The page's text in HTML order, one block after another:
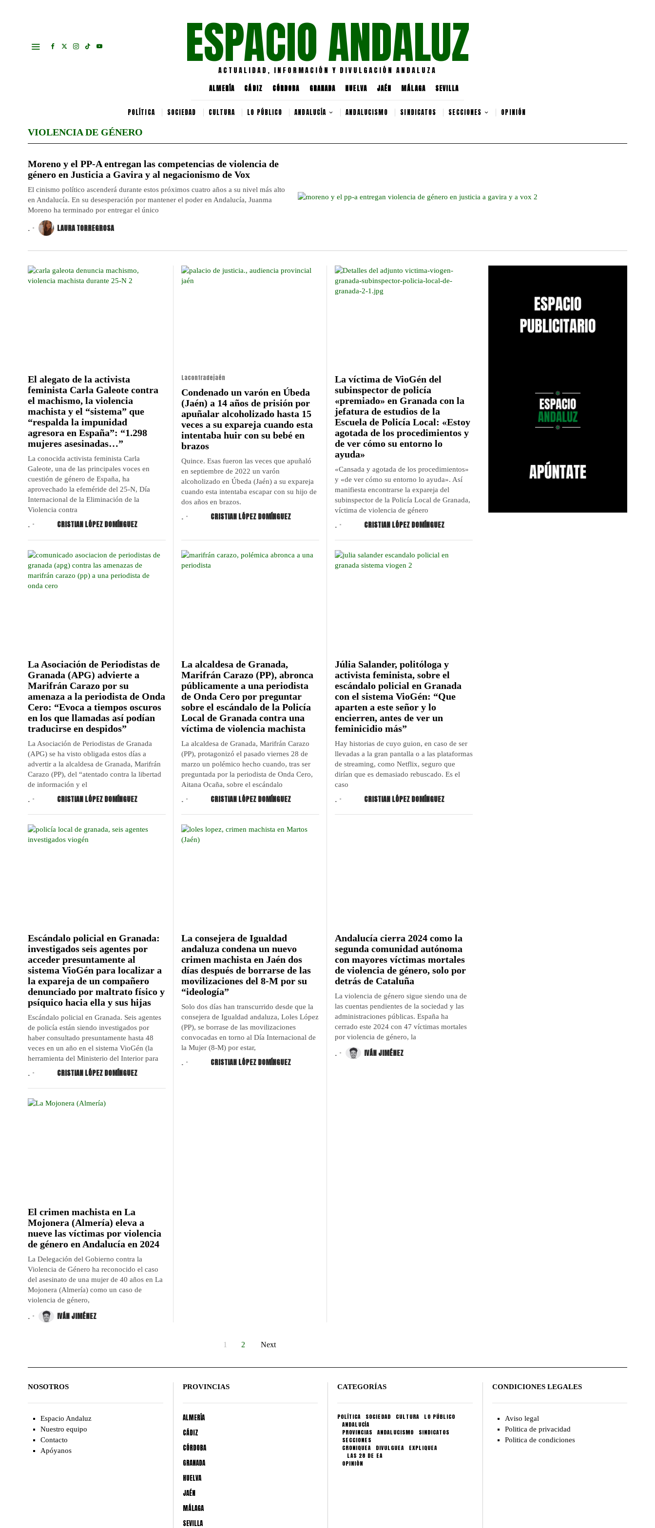
ESPACIO ANDALUZ
ACTUALIDAD, INFORMACIÓN Y DIVULGACIÓN ANDALUZA
ALMERÍA CÁDIZ CÓRDOBA GRANADA HUELVA JAÉN MÁLAGA SEVILLA
POLÍTICA SOCIEDAD CULTURA LO PÚBLICO ANDALUCÍA ANDALUCISMO SINDICATOS SECCIONES OPINIÓN
VIOLENCIA DE GÉNERO
Moreno y el PP-A entregan las competencias de violencia de
género en Justicia a Gavira y al negacionismo de Vox
El cinismo político ascenderá durante estos próximos cuatro años a su nivel más alto
en Andalucía. En su desesperación por mantener el poder en Andalucía, Juanma
Moreno ha terminado por entregar el único
. LAURA TORREGROSA
El alegato de la activista
feminista Carla Galeote contra
el machismo, la violencia
machista y el “sistema” que
“respalda la impunidad
agresora en España”: “1.298
mujeres asesinadas…”
La conocida activista feminista Carla
Galeote, una de las principales voces en
cuestión de género de España, ha
aprovechado la efeméride del 25-N, Día
Internacional de la Eliminación de la
Violencia contra
. CRISTIAN LÓPEZ DOMÍNGUEZ
Lacontradejaén
Condenado un varón en Úbeda
(Jaén) a 14 años de prisión por
apuñalar alcoholizado hasta 15
veces a su expareja cuando esta
intentaba huir con su bebé en
brazos
Quince. Esas fueron las veces que apuñaló
en septiembre de 2022 un varón
alcoholizado en Úbeda (Jaén) a su expareja
cuando esta intentaba escapar con su hijo de
dos años en brazos.
. CRISTIAN LÓPEZ DOMÍNGUEZ
La víctima de VioGén del
subinspector de policía
«premiado» en Granada con la
jefatura de estudios de la
Escuela de Policía Local: «Estoy
agotada de los procedimientos y
de ver cómo su entorno lo
ayuda»
«Cansada y agotada de los procedimientos»
y «de ver cómo su entorno lo ayuda». Así
manifiesta encontrarse la expareja del
subinspector de la Policía Local de Granada,
víctima de violencia de género
. CRISTIAN LÓPEZ DOMÍNGUEZ
La Asociación de Periodistas de
Granada (APG) advierte a
Marifrán Carazo por su
amenaza a la periodista de Onda
Cero: “Evoca a tiempos oscuros
en los que llamadas así podían
traducirse en despidos”
La Asociación de Periodistas de Granada
(APG) se ha visto obligada estos días a
advertir a la alcaldesa de Granada, Marifrán
Carazo (PP), del “atentado contra la libertad
de información y el
. CRISTIAN LÓPEZ DOMÍNGUEZ
La alcaldesa de Granada,
Marifrán Carazo (PP), abronca
públicamente a una periodista
de Onda Cero por preguntar
sobre el escándalo de la Policía
Local de Granada contra una
víctima de violencia machista
La alcaldesa de Granada, Marifrán Carazo
(PP), protagonizó el pasado viernes 28 de
marzo un polémico hecho cuando, tras ser
preguntada por la periodista de Onda Cero,
Aitana Ocaña, sobre el escándalo
. CRISTIAN LÓPEZ DOMÍNGUEZ
Júlia Salander, politóloga y
activista feminista, sobre el
escándalo policial en Granada
con el sistema VioGén: “Que
aparten a este señor y lo
encierren, antes de ver un
feminicidio más”
Hay historias de cuyo guion, en caso de ser
llevadas a la gran pantalla o a las plataformas
de streaming, como Netflix, seguro que
dirían que es demasiado rebuscado. Es el
caso
. CRISTIAN LÓPEZ DOMÍNGUEZ
Escándalo policial en Granada:
investigados seis agentes por
acceder presuntamente al
sistema VioGén para localizar a
la expareja de un compañero
denunciado por maltrato físico y
psíquico hacia ella y sus hijas
Escándalo policial en Granada. Seis agentes
de policía están siendo investigados por
haber consultado presuntamente hasta 48
veces en un año en el sistema VioGén (la
herramienta del Ministerio del Interior para
. CRISTIAN LÓPEZ DOMÍNGUEZ
La consejera de Igualdad
andaluza condena un nuevo
crimen machista en Jaén dos
días después de borrarse de las
movilizaciones del 8-M por su
“ideología”
Solo dos días han transcurrido desde que la
consejera de Igualdad andaluza, Loles López
(PP), se borrase de las movilizaciones
convocadas en torno al Día Internacional de
la Mujer (8-M) por estar,
. CRISTIAN LÓPEZ DOMÍNGUEZ
Andalucía cierra 2024 como la
segunda comunidad autónoma
con mayores víctimas mortales
de violencia de género, solo por
detrás de Cataluña
La violencia de género sigue siendo una de
las cuentas pendientes de la sociedad y las
administraciones públicas. España ha
cerrado este 2024 con 47 víctimas mortales
por violencia de género, la
. IVÁN JIMÉNEZ
El crimen machista en La
Mojonera (Almería) eleva a
nueve las víctimas por violencia
de género en Andalucía en 2024
La Delegación del Gobierno contra la
Violencia de Género ha reconocido el caso
del asesinato de una mujer de 40 años en La
Mojonera (Almería) como un caso de
violencia de género,
. IVÁN JIMÉNEZ
1 2 Next
NOSOTROS
Espacio Andaluz
Nuestro equipo
Contacto
Apóyanos
PROVINCIAS
ALMERÍA
CÁDIZ
CÓRDOBA
GRANADA
HUELVA
JAÉN
MÁLAGA
SEVILLA
CATEGORÍAS
POLÍTICA SOCIEDAD CULTURA
LO PÚBLICO
ANDALUCÍA
PROVINCIAS
ANDALUCISMO
SINDICATOS
SECCIONES
CRONIQUEA
DIVULGUEA
EXPLIQUEA
LAS 28 DE EA
OPINIÓN
CONDICIONES LEGALES
Aviso legal
Politica de privacidad
Politica de condiciones